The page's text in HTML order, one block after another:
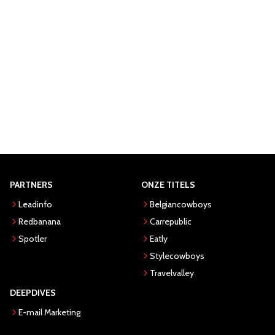
PARTNERS
Leadinfo
Redbanana
Spotler
ONZE TITELS
Belgiancowboys
Carrepublic
Eatly
Stylecowboys
Travelvalley
DEEPDIVES
E-mail Marketing